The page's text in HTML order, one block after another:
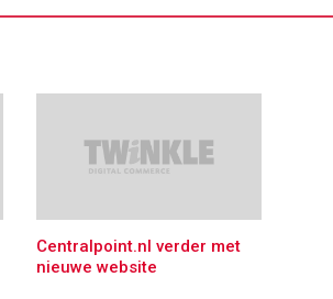
Centralpoint.nl verder met
nieuwe website